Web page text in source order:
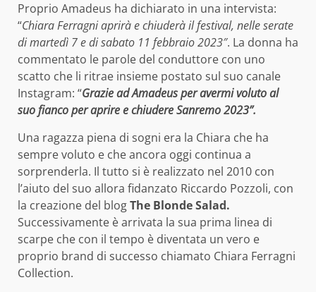
Proprio Amadeus ha dichiarato in una intervista:
“Chiara Ferragni aprirà e chiuderà il festival, nelle serate
di martedì 7 e di sabato 11 febbraio 2023″. La donna ha
commentato le parole del conduttore con uno
scatto che li ritrae insieme postato sul suo canale
Instagram: “Grazie ad Amadeus per avermi voluto al
suo fianco per aprire e chiudere Sanremo 2023”.
Una ragazza piena di sogni era la Chiara che ha
sempre voluto e che ancora oggi continua a
sorprenderla. Il tutto si è realizzato nel 2010 con
l’aiuto del suo allora fidanzato Riccardo Pozzoli, con
la creazione del blogThe Blonde Salad.
Successivamente è arrivata la sua prima linea di
scarpe che con il tempo è diventata un vero e
proprio brand di successo chiamato Chiara Ferragni
Collection.